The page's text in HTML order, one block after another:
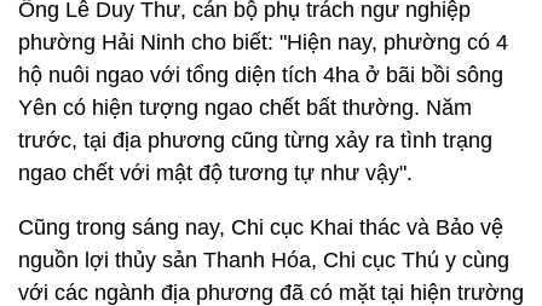
Ông Lê Duy Thư, cán bộ phụ trách ngư nghiệp
phường Hải Ninh cho biết: "Hiện nay, phường có 4
hộ nuôi ngao với tổng diện tích 4ha ở bãi bồi sông
Yên có hiện tượng ngao chết bất thường. Năm
trước, tại địa phương cũng từng xảy ra tình trạng
ngao chết với mật độ tương tự như vậy".
Cũng trong sáng nay, Chi cục Khai thác và Bảo vệ
nguồn lợi thủy sản Thanh Hóa, Chi cục Thú y cùng
với các ngành địa phương đã có mặt tại hiện trường